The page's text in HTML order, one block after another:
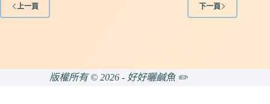
中
國
上一頁 下一頁
版權所有 © 2026 - 好好曬鹹魚 ✏️